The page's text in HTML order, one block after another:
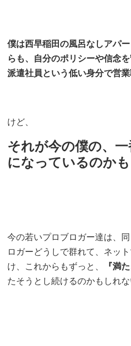
僕は西早稲田の風呂なしアパ
らも、自分のポリシーや信念
派遣社員という低い身分で営業
けど、
それが今の僕の、一
になっているのかも
今の若いプロブロガー達は、
ロガーどうしで群れて、ネッ
け、これからもずっと、
『満
たそうとし続けるのかもしれな